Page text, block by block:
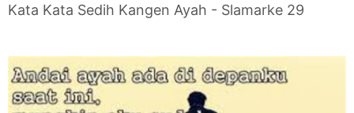
Kata Kata Sedih Kangen Ayah - Slamarke 29